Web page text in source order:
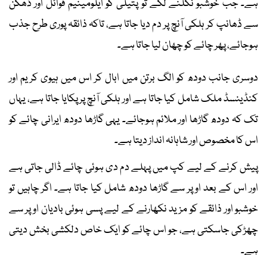
ہے۔ جب خوشبو نکلنے لگے تو پتیلی کو ایلومینیم فوائل اور ڈھکن
سے ڈھانپ کر ہلکی آنچ پر دم دیا جاتا ہے، تاکہ ذائقہ پوری طرح جذب
ہوجائے، پھر چائے کو چھان لیا جاتا ہے۔
دوسری جانب دودھ کو الگ برتن میں ابال کر اس میں ہیوی کریم اور
کنڈینسڈ ملک شامل کیا جاتا ہے اور ہلکی آنچ پر پکایا جاتا ہے، یہاں
تک کہ دودھ گاڑھا اور ملائم ہوجائے۔ یہی گاڑھا دودھ ایرانی چائے کو
اس کا مخصوص اور شاہانہ انداز دیتا ہے۔
پیش کرنے کے لیے کپ میں پہلے دم دی ہوئی چائے ڈالی جاتی ہے
اور اس کے بعد اوپر سے گاڑھا دودھ شامل کیا جاتا ہے۔ اگر چاہیں تو
خوشبو اور ذائقے کو مزید نکھارنے کے لیے پسی ہوئی بادیان اوپر سے
چھڑکی جاسکتی ہے، جو اس چائے کو ایک خاص دلکشی بخش دیتی
ہے۔